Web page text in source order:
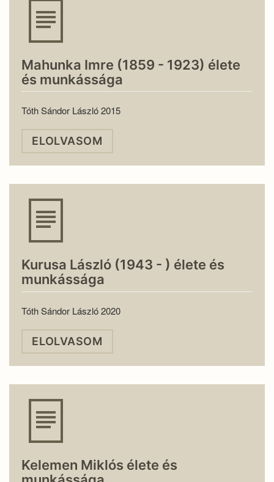
Mahunka Imre (1859 - 1923) élete
és munkássága
Tóth Sándor László 2015
ELOLVASOM
Kurusa László (1943 - ) élete és
munkássága
Tóth Sándor László 2020
ELOLVASOM
Kelemen Miklós élete és